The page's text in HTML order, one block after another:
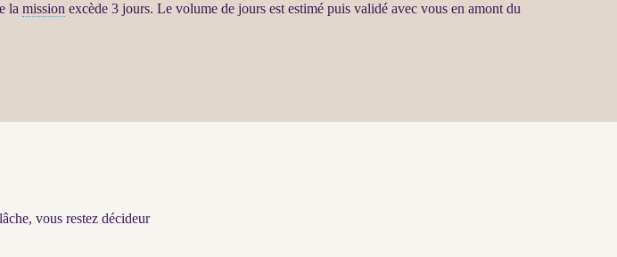
lamission excède 3 jours. Le volume de jours est estimé puis validé avec vous en amont du
vous restez décideur